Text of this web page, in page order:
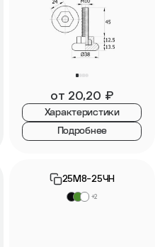
от 20,20 ₽
Характеристики
Подробнее
25М8-25ЧН
+2